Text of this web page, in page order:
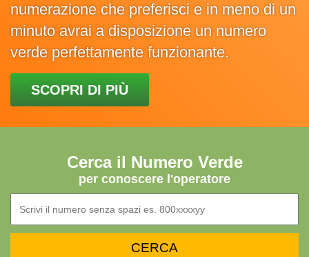
numerazione che preferisci e in meno di un
minuto avrai a disposizione un numero
verde perfettamente funzionante.
SCOPRI DI PIÙ
Cerca il Numero Verde
per conoscere l'operatore